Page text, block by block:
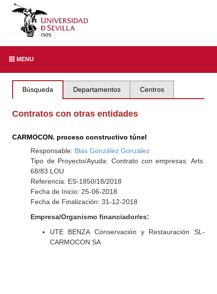
MENU
Búsqueda Departamentos Centros
Contratos con otras entidades
CARMOCON. proceso constructivo túnel
Responsable: Blas González González
Tipo de Proyecto/Ayuda: Contrato con empresas: Arts.
68/83 LOU
Referencia: ES-1850/18/2018
Fecha de Inicio: 25-06-2018
Fecha de Finalización: 31-12-2018
Empresa/Organismo financiador/es:
UTE BENZA Conservación y Restauración SL-
CARMOCON SA